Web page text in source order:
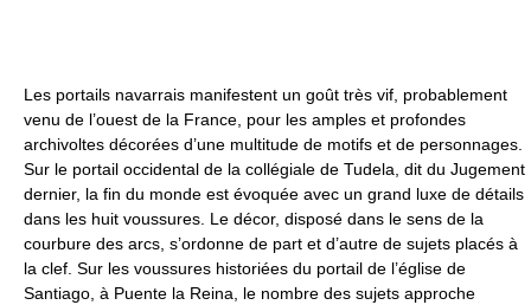
Les portails navarrais manifestent un goût très vif, probablement
venu de l’ouest de la France, pour les amples et profondes
archivoltes décorées d’une multitude de motifs et de personnages.
Sur le portail occidental de la collégiale de Tudela, dit du Jugement
dernier, la fin du monde est évoquée avec un grand luxe de détails
dans les huit voussures. Le décor, disposé dans le sens de la
courbure des arcs, s’ordonne de part et d’autre de sujets placés à
la clef. Sur les voussures historiées du portail de l’église de
Santiago, à Puente la Reina, le nombre des sujets approche